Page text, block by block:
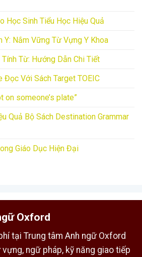
Học Sinh Tiểu Học Hiệu Quả
Y: Nắm Vững Từ Vựng Y Khoa
Từ: Hướng Dẫn Chi Tiết
Đọc Với Sách Target TOEIC
on someone’s plate”
Quả Bộ Sách Destination Grammar
Giáo Dục Hiện Đại
Oxford
tại Trung tâm Anh ngữ Oxford
ngữ pháp, kỹ năng giao tiếp